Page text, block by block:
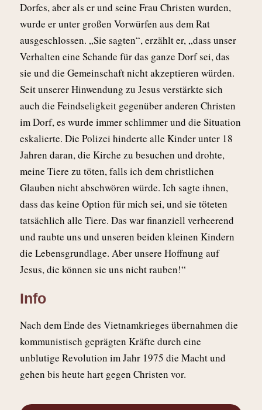
Dorfes, aber als er und seine Frau Christen wurden,
wurde er unter großen Vorwürfen aus dem Rat
ausgeschlossen. „Sie sagten“, erzählt er, „dass unser
Verhalten eine Schande für das ganze Dorf sei, das
sie und die Gemeinschaft nicht akzeptieren würden.
Seit unserer Hinwendung zu Jesus verstärkte sich
auch die Feindseligkeit gegenüber anderen Christen
im Dorf, es wurde immer schlimmer und die Situation
eskalierte. Die Polizei hinderte alle Kinder unter 18
Jahren daran, die Kirche zu besuchen und drohte,
meine Tiere zu töten, falls ich dem christlichen
Glauben nicht abschwören würde. Ich sagte ihnen,
dass das keine Option für mich sei, und sie töteten
tatsächlich alle Tiere. Das war finanziell verheerend
und raubte uns und unseren beiden kleinen Kindern
die Lebensgrundlage. Aber unsere Hoffnung auf
Jesus, die können sie uns nicht rauben!“
Info
Nach dem Ende des Vietnamkrieges übernahmen die
kommunistisch geprägten Kräfte durch eine
unblutige Revolution im Jahr 1975 die Macht und
gehen bis heute hart gegen Christen vor.